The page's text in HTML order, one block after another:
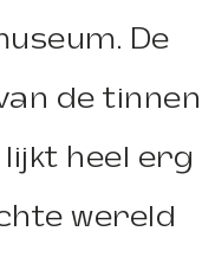
De
de tinnen
heel erg
wereld